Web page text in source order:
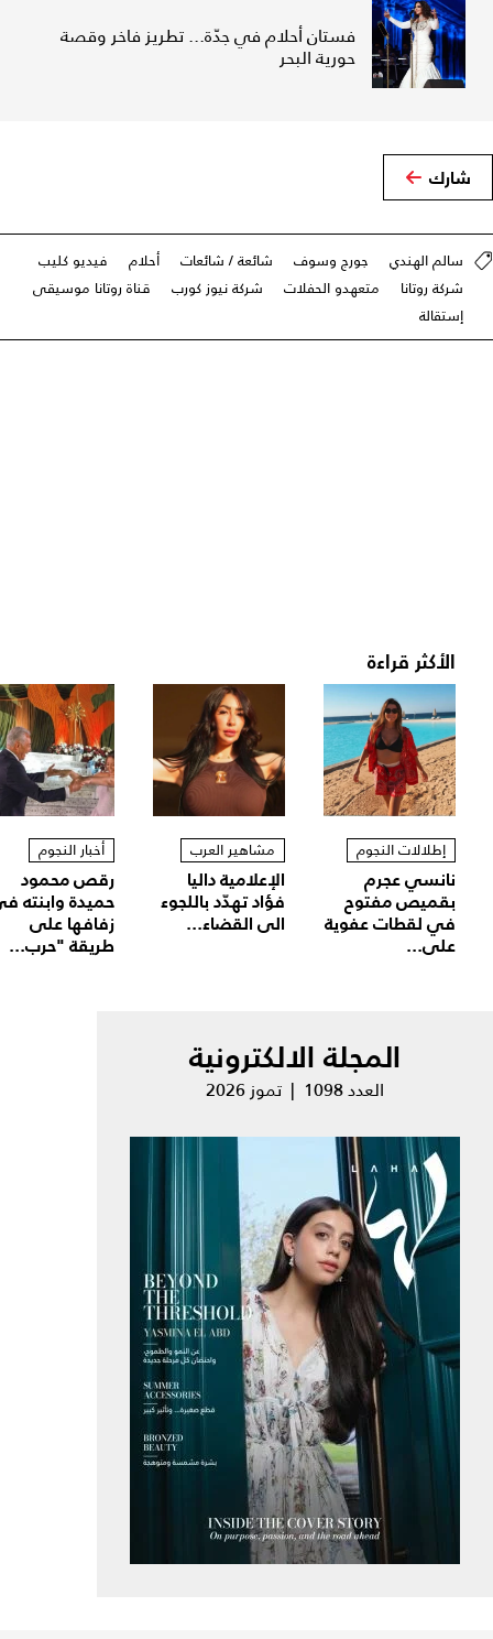
فستان أحلام في جدّة... تطريز فاخر وقصة
حورية البحر
شارك
سالم الهندي جورج وسوف شائعة / شائعات أحلام
فيديو كليب
شركة روتانا
متعهدو الحفلات شركة نيوز كورب
قناة روتانا موسيقى
إستقالة
الأكثر قراءة
إطلالات النجوم
نانسي عجرم
بقميص مفتوح
في لقطات عفوية
على...
مشاهير العرب
الإعلامية داليا
فؤاد تهدّد باللجوء
الى القضاء...
أخبار النجوم
رقص محمود
حميدة وابنته
زفافها على
طريقة "حرب...
المجلة الالكترونية
العدد 1098 | تموز 2026